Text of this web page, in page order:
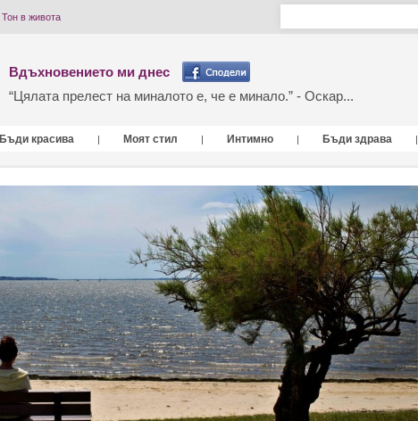
Тон в живота
Вдъхновението ми днес
“Цялата прелест на миналото е, че е минало.” - Оскар...
Бъди красива | Моят стил | Интимно | Бъди здрава |